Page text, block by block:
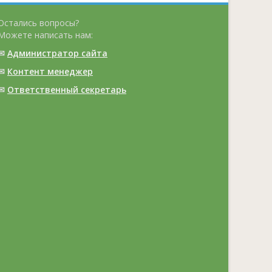
вопросы?
написать нам:
Администратор сайта
Контент менеджер
Ответственный cекретарь